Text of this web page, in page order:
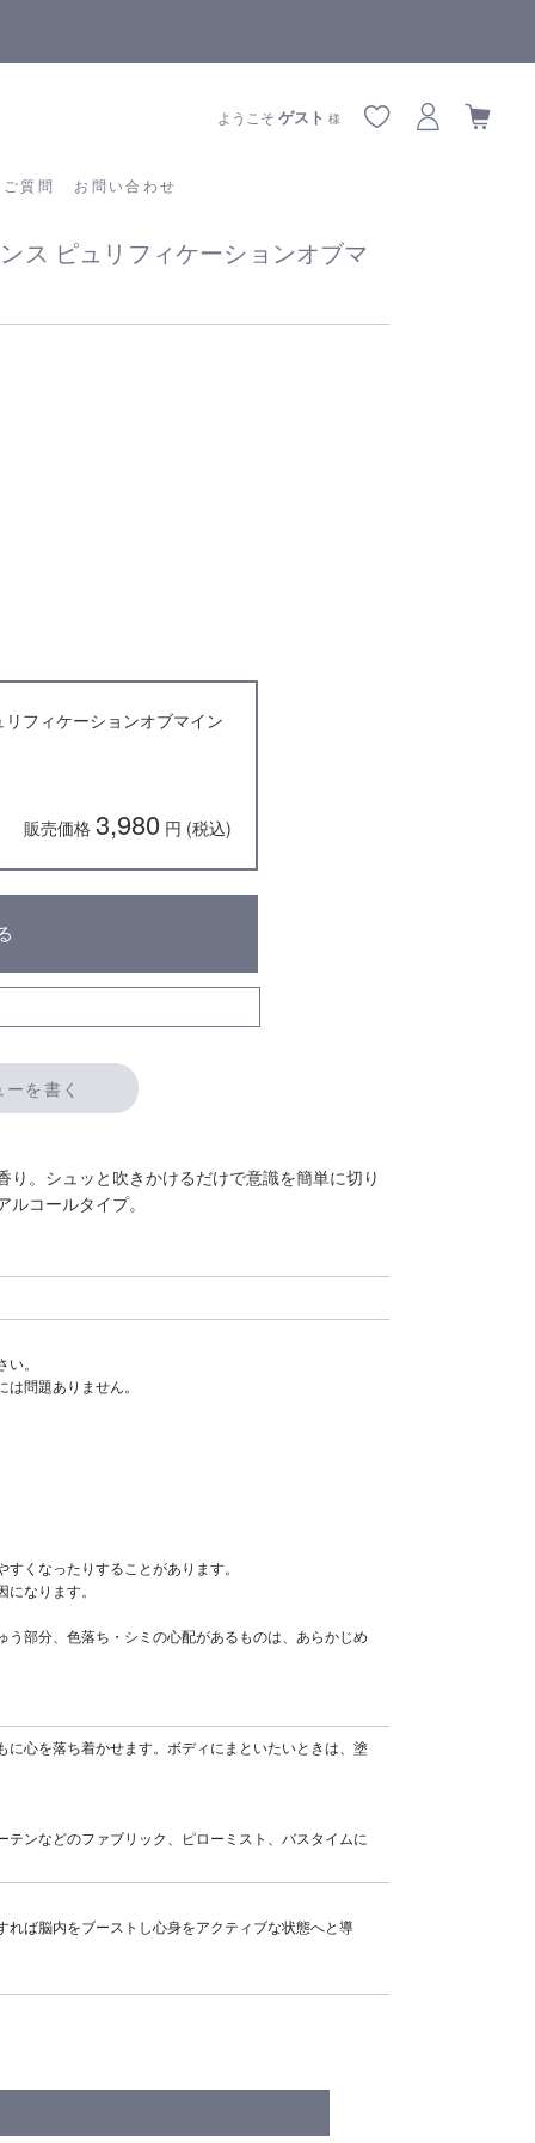
質問 お問い合わせ
ようこそゲスト 様
るご質問
ス ピュリフィケーションオブマ
フィケーションオブマイン
販売価格 3,980 円 (税込)
ーを書く
。シュッと吹きかけるだけで意識を簡単に切り
コールタイプ。
。
問題ありません。
くなったりすることがあります。
なります。
部分、色落ち・シミの心配があるものは、あらかじめ
心を落ち着かせます。ボディにまといたいときは、塗
ンなどのファブリック、ピローミスト、バスタイムに
ば脳内をブーストし心身をアクティブな状態へと導